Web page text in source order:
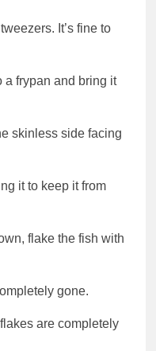
It’s fine to
frypan and bring it
skinless side facing
it to keep it from
flake the fish with
gone.
are completely